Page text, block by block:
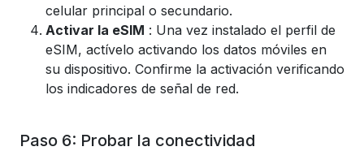
celular principal o secundario.
Activar la eSIM : Una vez instalado el perfil de
eSIM, actívelo activando los datos móviles en
su dispositivo. Confirme la activación verificando
los indicadores de señal de red.
Paso 6: Probar la conectividad